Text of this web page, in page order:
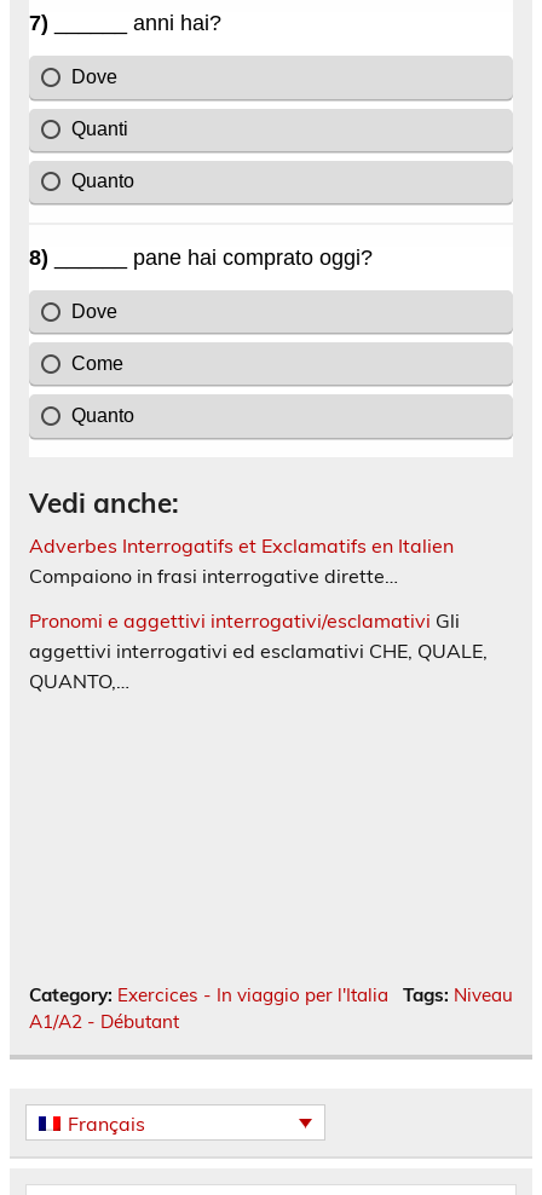
Vedi anche:
Adverbes Interrogatifs et Exclamatifs en Italien
Compaiono in frasi interrogative dirette…
Pronomi e aggettivi interrogativi/esclamativi Gli
aggettivi interrogativi ed esclamativi CHE, QUALE,
QUANTO,…
Category: Exercices - In viaggio per l'Italia Tags: Niveau
A1/A2 - Débutant
Français